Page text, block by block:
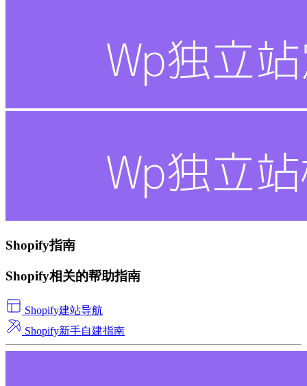
Shopify指南
Shopify相关的帮助指南
Shopify建站导航
Shopify新手自建指南